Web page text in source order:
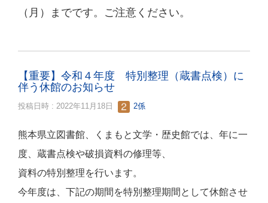
（月）までです。ご注意ください。
【重要】令和４年度 特別整理（蔵書点検）に
伴う休館のお知らせ
投稿日時 : 2022年11月18日 2係
熊本県立図書館、くまもと文学・歴史館では、年に一
度、蔵書点検や破損資料の修理等、
資料の特別整理を行います。
今年度は、下記の期間を特別整理期間として休館させ